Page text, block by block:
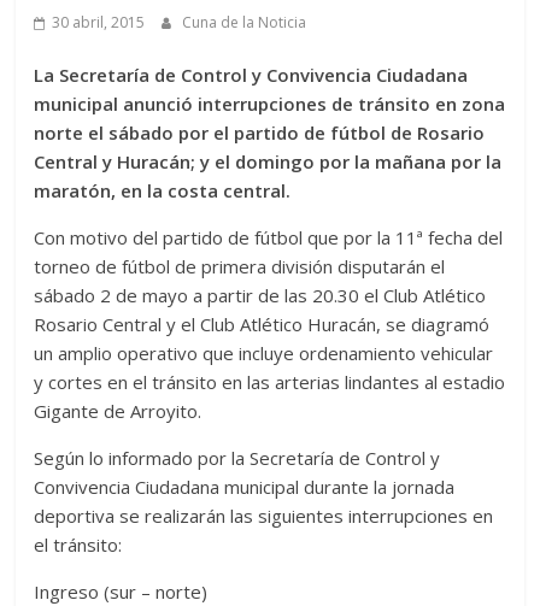
30 abril, 2015 Cuna de la Noticia
La Secretaría de Control y Convivencia Ciudadana
municipal anunció interrupciones de tránsito en zona
norte el sábado por el partido de fútbol de Rosario
Central y Huracán; y el domingo por la mañana por la
maratón, en la costa central.
Con motivo del partido de fútbol que por la 11ª fecha del
torneo de fútbol de primera división disputarán el
sábado 2 de mayo a partir de las 20.30 el Club Atlético
Rosario Central y el Club Atlético Huracán, se diagramó
un amplio operativo que incluye ordenamiento vehicular
y cortes en el tránsito en las arterias lindantes al estadio
Gigante de Arroyito.
Según lo informado por la Secretaría de Control y
Convivencia Ciudadana municipal durante la jornada
deportiva se realizarán las siguientes interrupciones en
el tránsito:
Ingreso (sur – norte)